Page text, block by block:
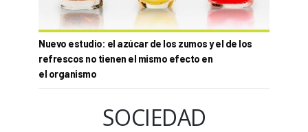
Nuevo estudio: el azúcar de los zumos y el de los
refrescos no tienen el mismo efecto en
el organismo
SOCIEDAD